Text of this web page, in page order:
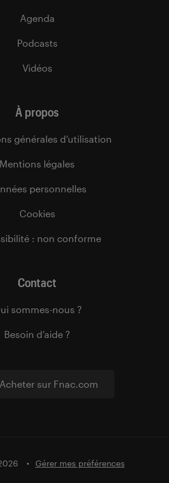
Acheter sur Fnac.com
Agenda
Podcasts
Vidéos
À propos
générales d’utilisation
Mentions légales
personnelles
Cookies
: non conforme
Contact
sommes-nous ?
Besoin d’aide ?
Gérer mes préférences